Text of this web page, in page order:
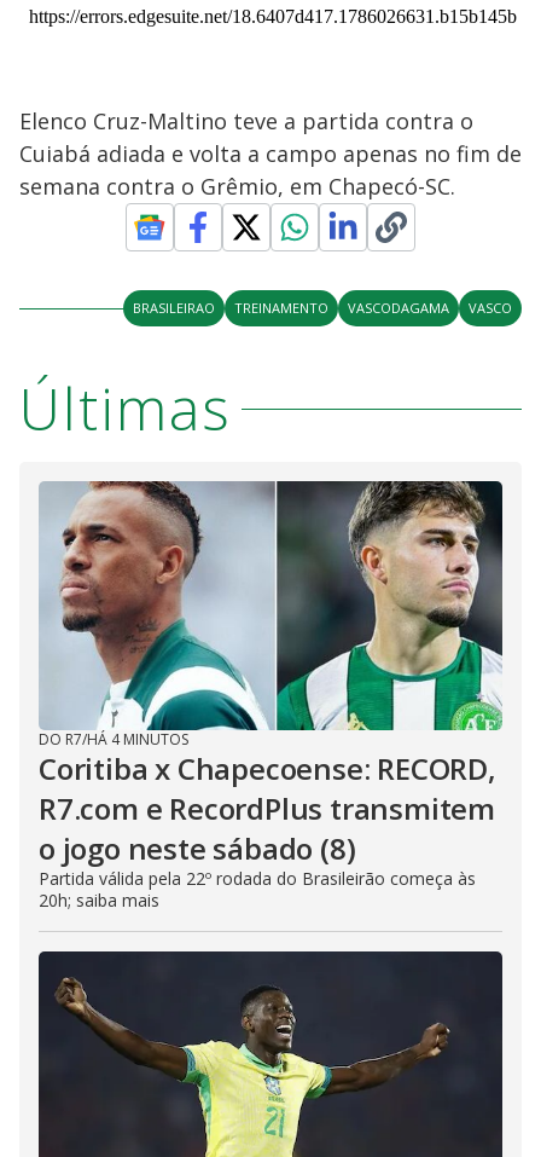
Elenco Cruz-Maltino teve a partida contra o
Cuiabá adiada e volta a campo apenas no fim de
semana contra o Grêmio, em Chapecó-SC.
BRASILEIRAO TREINAMENTO VASCODAGAMA VASCO
Últimas
DO R7/HÁ 4 MINUTOS
Coritiba x Chapecoense: RECORD,
R7.com e RecordPlus transmitem
o jogo neste sábado (8)
Partida válida pela 22º rodada do Brasileirão começa às
20h; saiba mais